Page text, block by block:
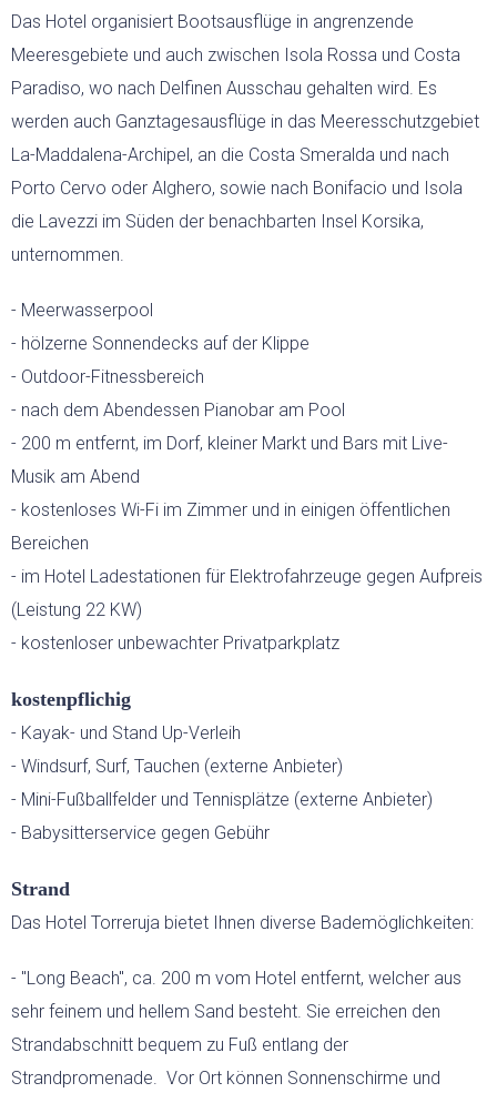
Das Hotel organisiert Bootsausflüge in angrenzende
Meeresgebiete und auch zwischen Isola Rossa und Costa
Paradiso, wo nach Delfinen Ausschau gehalten wird. Es
werden auch Ganztagesausflüge in das Meeresschutzgebiet
La-Maddalena-Archipel, an die Costa Smeralda und nach
Porto Cervo oder Alghero, sowie nach Bonifacio und Isola
die Lavezzi im Süden der benachbarten Insel Korsika,
unternommen.
- Meerwasserpool
- hölzerne Sonnendecks auf der Klippe
- Outdoor-Fitnessbereich
- nach dem Abendessen Pianobar am Pool
- 200 m entfernt, im Dorf, kleiner Markt und Bars mit Live-
Musik am Abend
- kostenloses Wi-Fi im Zimmer und in einigen öffentlichen
Bereichen
- im Hotel Ladestationen für Elektrofahrzeuge gegen Aufpreis
(Leistung 22 KW)
- kostenloser unbewachter Privatparkplatz
kostenpflichig
- Kayak- und Stand Up-Verleih
- Windsurf, Surf, Tauchen (externe Anbieter)
- Mini-Fußballfelder und Tennisplätze (externe Anbieter)
- Babysitterservice gegen Gebühr
Strand
Das Hotel Torreruja bietet Ihnen diverse Bademöglichkeiten:
- "Long Beach", ca. 200 m vom Hotel entfernt, welcher aus
sehr feinem und hellem Sand besteht. Sie erreichen den
Strandabschnitt bequem zu Fuß entlang der
Strandpromenade. Vor Ort können Sonnenschirme und